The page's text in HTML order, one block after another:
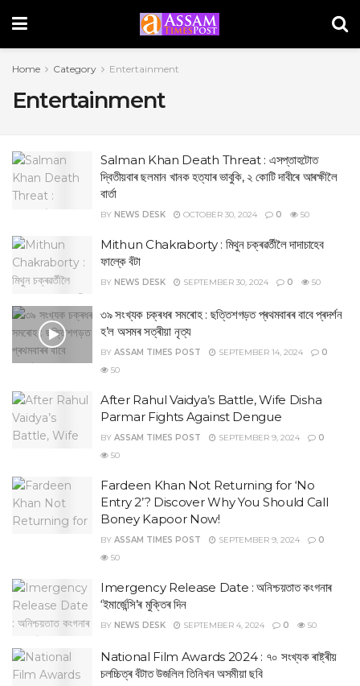
Home Category Entertainment
Entertainment
Salman Khan Death Threat : এসপ্তাহটোত
দ্বিতীয়বাৰ ছলমান খানক হত্যাৰ ভাবুকি, ২ কোটি দাবীৰে আৰক্ষীলৈ
বাৰ্তা
BY NEWS DESK OCTOBER 30, 2024 0 50
Mithun Chakraborty : মিথুন চক্ৰৱৰ্তীলৈ দাদাচাহেব
ফাল্কে বঁটা
BY NEWS DESK SEPTEMBER 30, 2024 0 50
৩৯ সংখ্যক চক্ৰধৰ সমৰোহ : ছত্তিশগড়ত প্ৰথমবাৰৰ বাবে প্ৰদৰ্শন
হ’ল অসমৰ সত্ৰীয়া নৃত্য
BY ASSAM TIMES POST SEPTEMBER 14, 2024
0
50
After Rahul Vaidya’s Battle, Wife Disha
Parmar Fights Against Dengue
BY ASSAM TIMES POST SEPTEMBER 9, 2024
0
50
Fardeen Khan Not Returning for ‘No
Entry 2’? Discover Why You Should Call
Boney Kapoor Now!
BY ASSAM TIMES POST SEPTEMBER 9, 2024
0
50
Imergency Release Date : অনিশ্চয়তাত কংগনাৰ
‘ইমাৰ্জেন্সি’ৰ মুক্তিৰ দিন
BY NEWS DESK SEPTEMBER 4, 2024 0 50
National Film Awards 2024 : ৭০ সংখ্যক ৰাষ্ট্ৰীয়
চলচ্চিত্ৰ বঁটাত উজলিল তিনিখন অসমীয়া ছবি